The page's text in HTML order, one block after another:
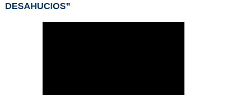
DESAHUCIOS”